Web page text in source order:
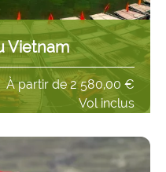
Vietnam
Vol inclus
À partir de2 580,00 €